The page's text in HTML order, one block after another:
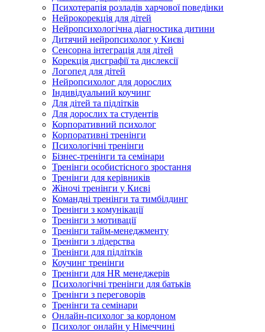
Психотерапія розладів харчової поведінки
Нейрокорекція для дітей
Нейропсихологічна діагностика дитини
Дитячий нейропсихолог у Києві
Сенсорна інтеграція для дітей
Корекція дисграфії та дислексії
Логопед для дітей
Нейропсихолог для дорослих
Індивідуальний коучинг
Для дітей та підлітків
Для дорослих та студентів
Корпоративний психолог
Корпоративні тренінги
Психологічні тренінги
Бізнес-тренінги та семінари
Тренінги особистісного зростання
Тренінги для керівників
Жіночі тренінги у Києві
Командні тренінги та тимбілдинг
Тренінги з комунікації
Тренінги з мотивації
Тренінги тайм-менеджменту
Тренінги з лідерства
Тренінги для підлітків
Коучинг тренінги
Тренінги для HR менеджерів
Психологічні тренінги для батьків
Тренінги з переговорів
Тренінги та семінари
Онлайн-психолог за кордоном
Психолог онлайн у Німеччині